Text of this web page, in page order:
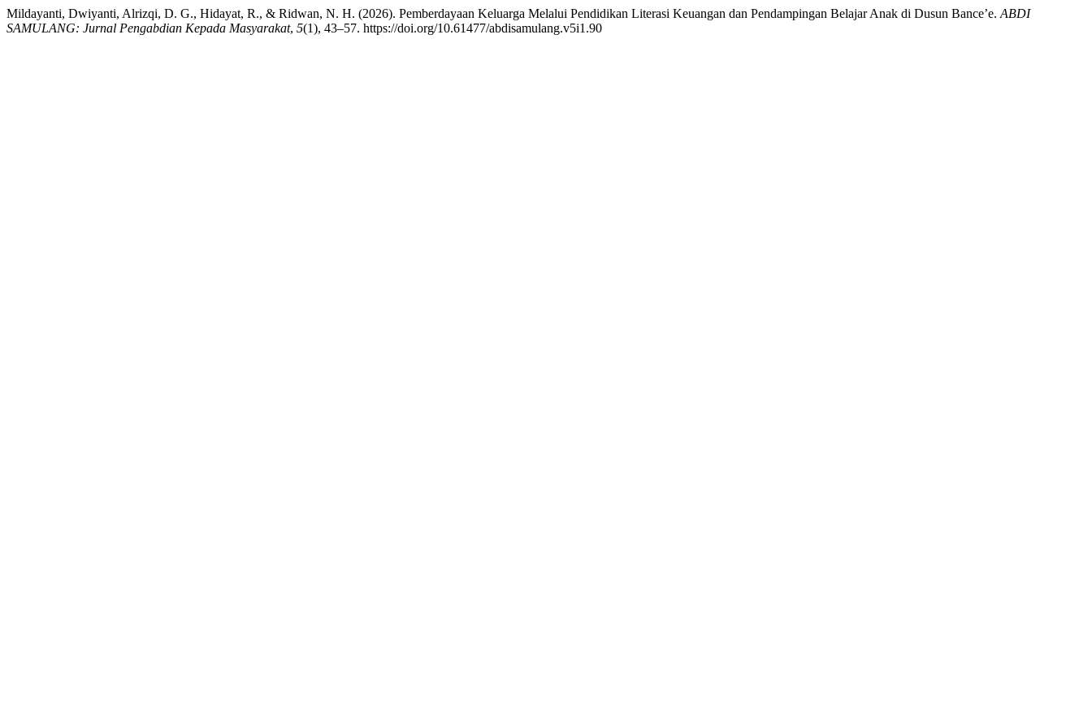
Mildayanti, Dwiyanti, Alrizqi, D. G., Hidayat, R., & Ridwan, N. H. (2026). Pemberdayaan Keluarga Melalui Pendidikan Literasi Keuangan dan Pendampingan Belajar Anak di Dusun Bance’e. ABDI
SAMULANG: Jurnal Pengabdian Kepada Masyarakat, 5(1), 43–57. https://doi.org/10.61477/abdisamulang.v5i1.90